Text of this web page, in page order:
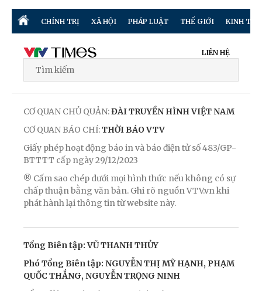
CHÍNH TRỊ XÃ HỘI PHÁP LUẬT THẾ GIỚI KINH TẾ
LIÊN HỆ
CƠ QUAN CHỦ QUẢN:ĐÀI TRUYỀN HÌNH VIỆT NAM
CƠ QUAN BÁO CHÍ:THỜI BÁO VTV
Giấy phép hoạt động báo in và báo điện tử số 483/GP-
BTTTT cấp ngày 29/12/2023
® Cấm sao chép dưới mọi hình thức nếu không có sự
chấp thuận bằng văn bản. Ghi rõ nguồn VTV.vn khi
phát hành lại thông tin từ website này.
Tổng Biên tập: VŨ THANH THỦY
Phó Tổng Biên tập: NGUYỄN THỊ MỸ HẠNH, PHẠM
QUỐC THẮNG, NGUYỄN TRỌNG NINH